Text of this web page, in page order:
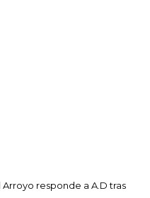
Arroyo responde a A.D tras